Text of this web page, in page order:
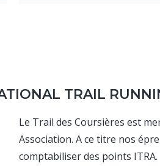
TRAIL
Le Trail des Coursières est
Association. A ce titre nos
comptabiliser des points ITRA.